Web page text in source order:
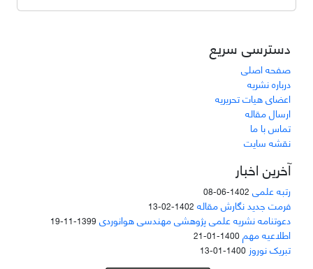
دسترسی سریع
صفحه اصلی
درباره نشریه
اعضای هیات تحریریه
ارسال مقاله
تماس با ما
نقشه سایت
آخرین اخبار
رتبه علمی 1402-06-08
فرمت جدید نگارش مقاله 1402-02-13
دعوتنامه نشریه علمی پژوهشی مهندسی هوانوردی1399-11-19
اطلاعیه مهم1400-01-21
تبریک نوروز 1400-01-13